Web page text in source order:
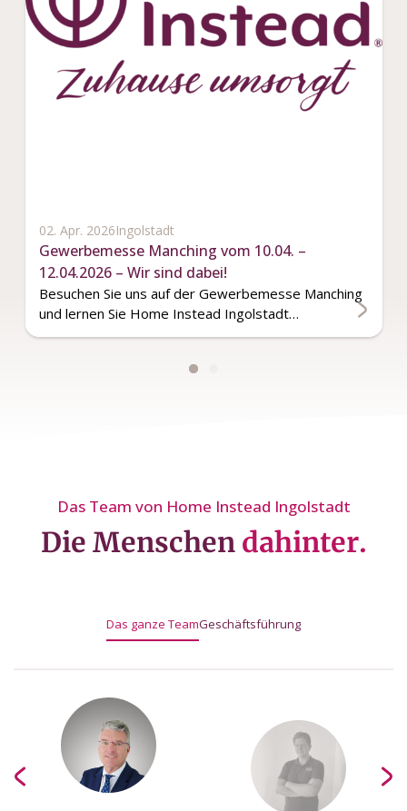
02. Apr. 2026Ingolstadt
Gewerbemesse Manching vom 10.04. –
12.04.2026 – Wir sind dabei!
Besuchen Sie uns auf der Gewerbemesse Manching
und lernen Sie Home Instead Ingolstadt…
Das Team von Home Instead Ingolstadt
Die Menschen dahinter.
Das ganze TeamGeschäftsführung